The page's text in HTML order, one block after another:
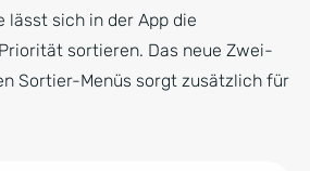
lässt sich in der App die
sortieren. Das neue Zwei-
Sortier-Menüs sorgt zusätzlich für